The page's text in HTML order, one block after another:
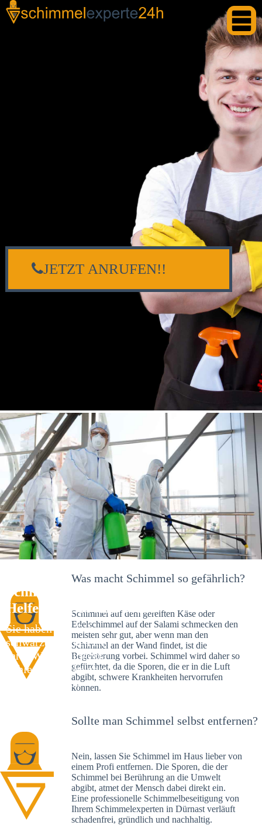
Schimmelexperte in Dürnast – Ihr
Helfer an Ort und Stelle
Sie haben kürzlich
schwarze Flecken an
Ihrer Wand entdeckt?
Schlechte Nachrichten:
Sie haben einen
JETZT ANRUFEN!!
Was macht Schimmel so gefährlich?
Schimmel auf dem gereiften Käse oder
Edelschimmel auf der Salami schmecken den
meisten sehr gut, aber wenn man den
Schimmel an der Wand findet, ist die
Begeisterung vorbei. Schimmel wird daher so
gefürchtet, da die Sporen, die er in die Luft
abgibt, schwere Krankheiten hervorrufen
können.
Sollte man Schimmel selbst entfernen?
Nein, lassen Sie Schimmel im Haus lieber von
einem Profi entfernen. Die Sporen, die der
Schimmel bei Berührung an die Umwelt
abgibt, atmet der Mensch dabei direkt ein.
Eine professionelle Schimmelbeseitigung von
Ihrem Schimmelexperten in Dürnast verläuft
schadenfrei, gründlich und nachhaltig.